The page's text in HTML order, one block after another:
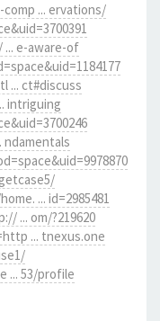
... ervations/
e-aware-of
... ct#discuss
intriguing
... id=2985481
... om/?219620
... tnexus.one
... 53/profile